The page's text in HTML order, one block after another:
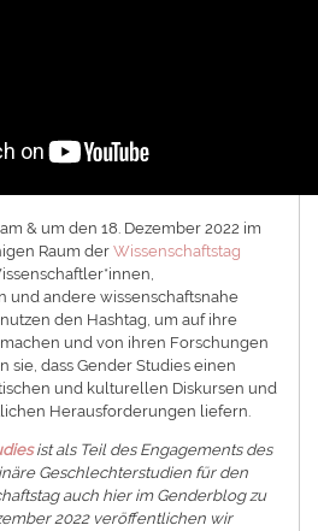
& um den 18. Dezember 2022 im
Raum derWissenschaftstag
und andere wissenschaftsnahe
den Hashtag, um auf ihre
und von ihren Forschungen
sie, dass Gender Studies einen
und kulturellen Diskursen und
Herausforderungen liefern.
ist als Teil des Engagements des
Geschlechterstudien für den
auch hier im Genderblog zu
2022 veröffentlichen wir